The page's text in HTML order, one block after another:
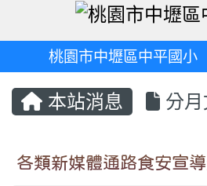
桃園市中壢區中平國小
本站消息 分
各類新媒體通路食安宣